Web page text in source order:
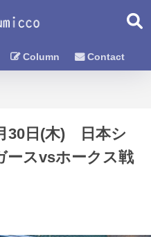
Column Contact
30日(木) 日本シ
スvsホークス戦